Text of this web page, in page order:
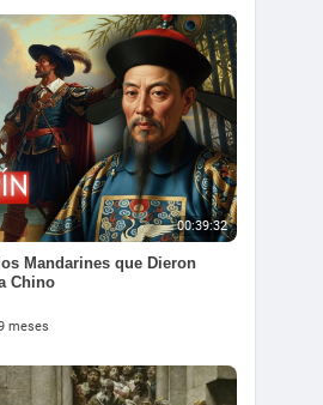
00:39:32
Mandarines que Dieron
Chino
meses